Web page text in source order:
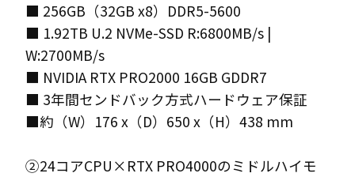
■ 256GB（32GB x8）DDR5-5600
■ 1.92TB U.2 NVMe-SSD R:6800MB/s |
W:2700MB/s
■ NVIDIA RTX PRO2000 16GB GDDR7
■ 3年間センドバック方式ハードウェア保証
■約（W）176 x（D）650 x（H）438 mm
②24コアCPU×RTX PRO4000のミドルハイモ